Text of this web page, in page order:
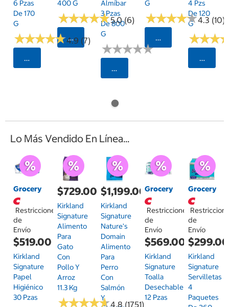
6 Pzas
De 170
G
★★★★★
★★★★★4.9 (7)
Seleccionar Código Postal
400 G
★★★★★
★★★★★5.0 (6)
Seleccionar Código Postal
Almíbar
3 Pzas
De 800
G
★★★★★
★★★★★
Seleccionar Código Postal
G
★★★★★
★★★★★4.3 (10)
Seleccionar
4 Pzs
De 120
G
★★★
★★★
Lo Más Vendido En Línea...
Grocery
Restricciones
de
Envío
$519.00
Kirkland
Signature
Papel
Higiénico
30 Pzas
$729.00
Kirkland
Signature
Alimento
Para
Gato
Con
Pollo Y
Arroz
11.3 Kg
★★★★★
★★★★★4.8 (1751)
$1,199.00
Kirkland
Signature
Nature's
Domain
Alimento
Para
Perro
Con
Salmón
Y
Grocery
Restricciones
de
Envío
$569.00
Kirkland
Signature
Toalla
Desechable
12 Pzas
Grocery
de
Envío
$299.00
Kirkland
Signature
Servilletas
4
Paquetes